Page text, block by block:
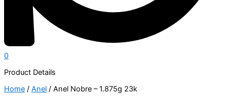
0
Product Details
Home / Anel / Anel Nobre – 1.875g 23k